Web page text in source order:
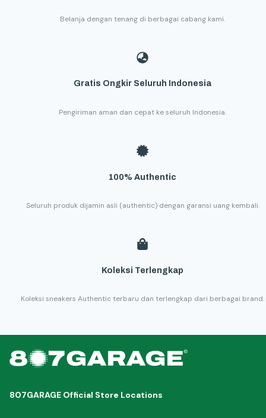
Belanja dengan tenang di berbagai cabang kami.
Gratis Ongkir Seluruh Indonesia
Pengiriman aman dan cepat ke seluruh Indonesia.
100% Authentic
Seluruh produk dijamin asli (authentic) dengan garansi uang kembali.
Koleksi Terlengkap
Koleksi sneakers Authentic terbaru dan terlengkap dari berbagai brand.
807GARAGE Official Store Locations